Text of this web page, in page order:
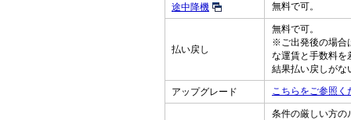
途中降機 無料で可。
払い戻し
無料で可。
※ご出発後の場合
な運賃と手数料を
結果払い戻しがな
アップグレード こちらをご参照く
条件の厳しい方の